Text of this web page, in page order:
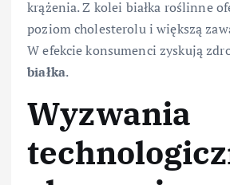
krążenia. Z kolei białka roślinne
poziom cholesterolu i większą
W efekcie konsumenci zyskują
białka.
Wyzwania